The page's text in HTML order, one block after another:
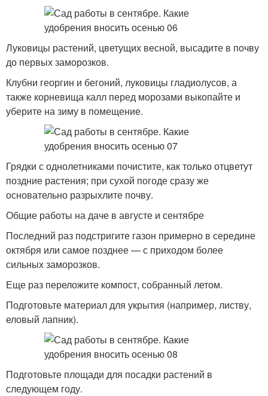
Луковицы растений, цветущих весной, высадите в почву
до первых заморозков.
Клубни георгин и бегоний, луковицы гладиолусов, а
также корневища калл перед морозами выкопайте и
уберите на зиму в помещение.
Грядки с однолетниками почистите, как только отцветут
поздние растения; при сухой погоде сразу же
основательно разрыхлите почву.
Общие работы на даче в августе и сентябре
Последний раз подстригите газон примерно в середине
октября или самое позднее — с приходом более
сильных заморозков.
Еще раз переложите компост, собранный летом.
Подготовьте материал для укрытия (например, листву,
еловый лапник).
Подготовьте площади для посадки растений в
следующем году.